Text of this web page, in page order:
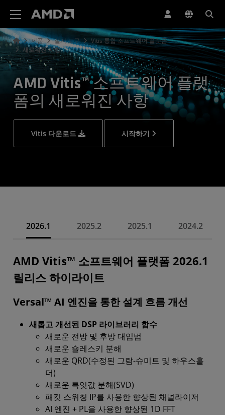
제품 설계 도구
Vitis 통합 소프트웨어 플랫폼
새로워진 사항
AMD Vitis™ 소프트웨어 플랫
폼의 새로워진 사항
Vitis 다운로드 시작하기
2026.1 2025.2 2025.1 2024.2
AMD Vitis™ 소프트웨어 플랫폼 2026.1
릴리스 하이라이트
Versal™ AI 엔진을 통한 설계 흐름 개선
새롭고 개선된 DSP 라이브러리 함수
새로운 전방 및 후방 대입법
새로운 숄레스키 분해
새로운 QRD(수정된 그람-슈미트 및 하우스홀
더)
새로운 특잇값 분해(SVD)
패킷 스위칭 IP를 사용한 향상된 채널라이저
AI 엔진 + PL을 사용한 향상된 1D FFT